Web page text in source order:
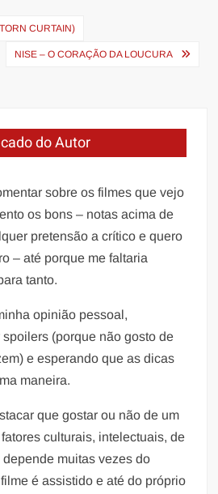
CURTAIN)
NISE – O CORAÇÃO DA LOUCURA
do Autor
sobre os filmes que vejo
os bons – notas acima de
pretensão a crítico e quero
– até porque me faltaria
tanto.
opinião pessoal,
(porque não gosto de
e esperando que as dicas
maneira.
que gostar ou não de um
culturais, intelectuais, de
muitas vezes do
é assistido e até do próprio